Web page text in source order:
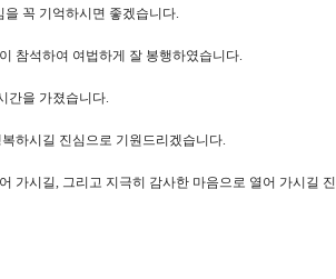
꼭 기억하시면 좋겠습니다.
참석하여 여법하게 잘 봉행하였습니다.
간을 가졌습니다.
하시길 진심으로 기원드리겠습니다.
가시길, 그리고 지극히 감사한 마음으로 열어 가시길 진